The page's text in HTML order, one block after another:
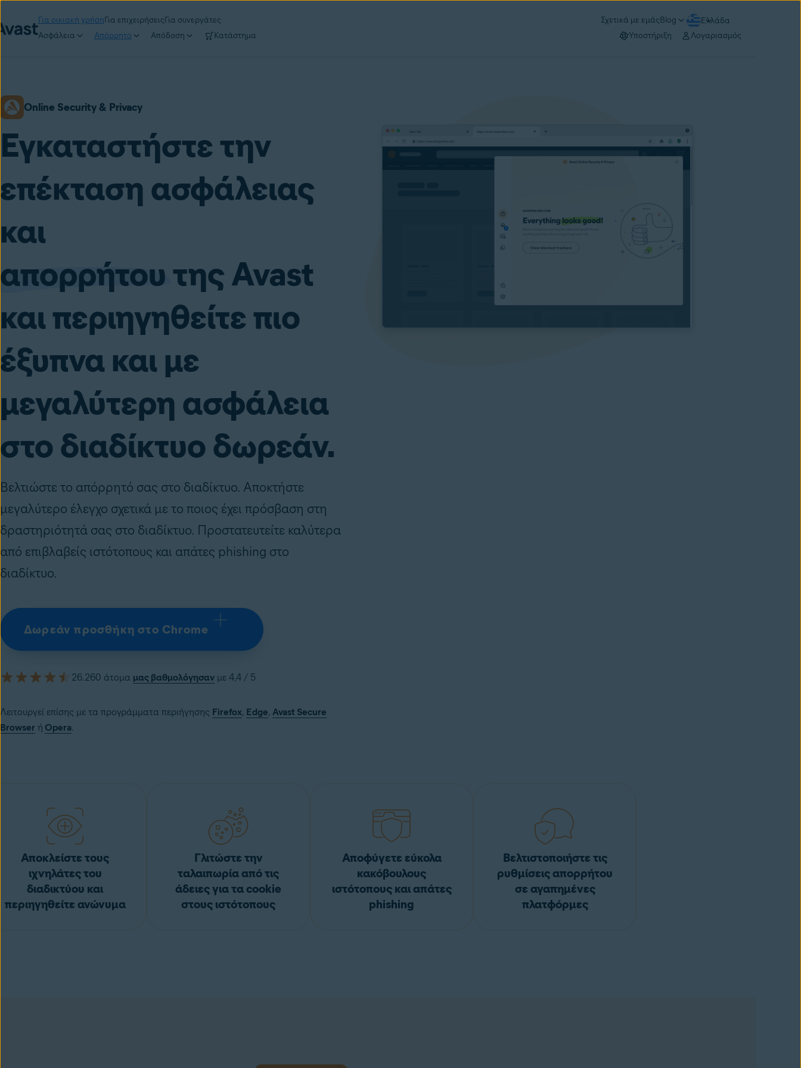
Για οικιακή χρήσηΓια επιχειρήσειςΓια συνεργάτες Σχετικά με εμάςBlog
Ελλάδα
Ασφάλεια
Απόρρητο Απόδοση Κατάστημα Υποστήριξη Λογαριασμός
Online Security & Privacy
Εγκαταστήστε την
επέκταση ασφάλειας
και
απορρήτου της Avast
και περιηγηθείτε πιο
έξυπνα και με
μεγαλύτερη ασφάλεια
στο διαδίκτυο δωρεάν.
Βελτιώστε το απόρρητό σας στο διαδίκτυο. Αποκτήστε
μεγαλύτερο έλεγχο σχετικά με το ποιος έχει πρόσβαση στη
δραστηριότητά σας στο διαδίκτυο. Προστατευτείτε καλύτερα
από επιβλαβείς ιστότοπους και απάτες phishing στο
διαδίκτυο.
Δωρεάν προσθήκη στο Chrome
26.260 άτομα μας βαθμολόγησαν με 4,4 / 5
Λειτουργεί επίσης με τα προγράμματα περιήγησης Firefox, Edge, Avast Secure
Browser ή Opera.
Αποκλείστε τους
ιχνηλάτες του
διαδικτύου και
περιηγηθείτε ανώνυμα
Γλιτώστε την
ταλαιπωρία από τις
άδειες για τα cookie
στους ιστότοπους
Αποφύγετε εύκολα
κακόβουλους
ιστότοπους και απάτες
phishing
Βελτιστοποιήστε τις
ρυθμίσεις απορρήτου
σε αγαπημένες
πλατφόρμες